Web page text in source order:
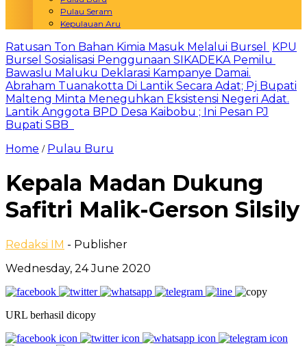
Pulau Seram
Kepulauan Aru
Ratusan Ton Bahan Kimia Masuk Melalui Bursel
KPU
Bursel Sosialisasi Penggunaan SIKADEKA Pemilu
Bawaslu Maluku Deklarasi Kampanye Damai.
Abraham Tuanakotta Di Lantik Secara Adat; Pj Bupati
Malteng Minta Meneguhkan Eksistensi Negeri Adat.
Lantik Anggota BPD Desa Kaibobu ; Ini Pesan PJ
Bupati SBB
Home / Pulau Buru
Kepala Madan Dukung
Safitri Malik-Gerson Silsily
Redaksi IM - Publisher
Wednesday, 24 June 2020
URL berhasil dicopy